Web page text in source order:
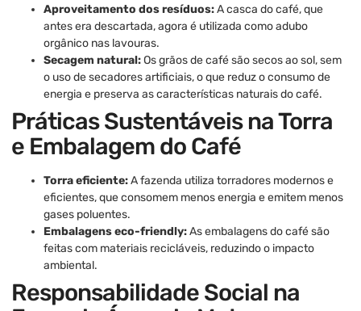
Aproveitamento dos resíduos:A casca do café, que
antes era descartada, agora é utilizada como adubo
orgânico nas lavouras.
Secagem natural:Os grãos de café são secos ao sol, sem
o uso de secadores artificiais, o que reduz o consumo de
energia e preserva as características naturais do café.
Práticas Sustentáveis na Torra
e Embalagem do Café
Torra eficiente:A fazenda utiliza torradores modernos e
eficientes, que consomem menos energia e emitem menos
gases poluentes.
Embalagens eco-friendly:As embalagens do café são
feitas com materiais recicláveis, reduzindo o impacto
ambiental.
Responsabilidade Social na